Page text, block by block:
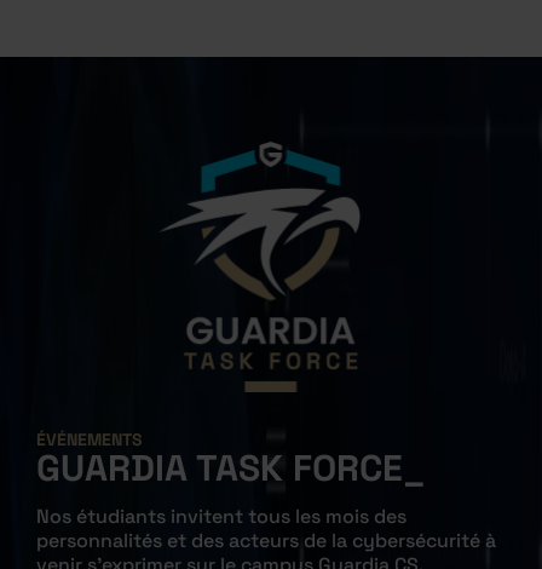
ÉVÉNEMENTS
GUARDIA TASK FORCE
Nos étudiants invitent tous les mois des
personnalités et des acteurs de la cybersécurité à